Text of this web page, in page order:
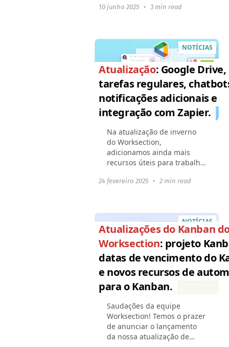
o certificado ISO/IEC
processos...
10 junho 2025 • 3 min read
NOTÍCIAS
Atualização: Google Drive,
tarefas regulares,
notificações adicionais e
integração com Zapier.
Na atualização de inverno
do Worksection,
adicionamos ainda mais
recursos úteis para trabalho
processos: Trabalhando com
agendadasNotificação...
24 fevereiro 2025 • 2 min read
NOTÍCIAS
Atualizações do Kanban
Worksection: projeto
datas de vencimento do
e novos recursos de
para o Kanban.
Saudações da equipe
Worksection! Temos o prazer
de anunciar o lançamento
da nossa atualização de